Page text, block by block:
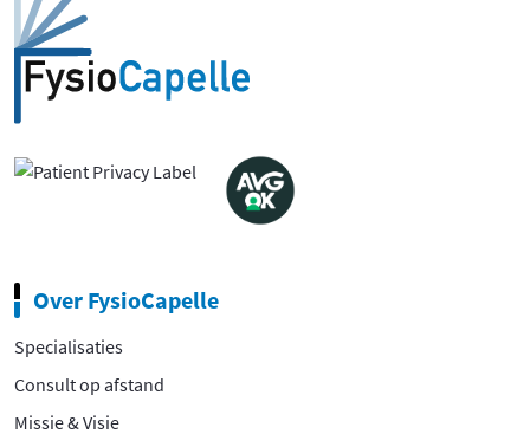
Over FysioCapelle
Specialisaties
Consult op afstand
Missie & Visie